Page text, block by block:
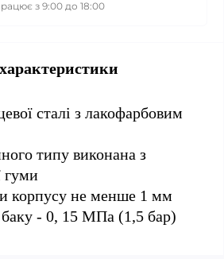
з 9:00 до 18:00
сталі з лакофарбовим
типу виконана з
гуми
корпусу не менше 1 мм
баку - 0, 15 МПа (1,5 бар)